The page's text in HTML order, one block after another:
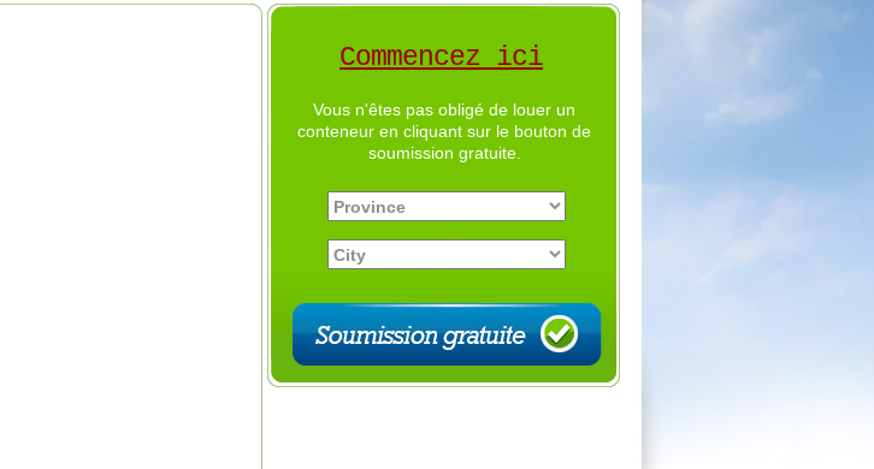
Commencez ici
Vous n'êtes pas obligé de louer un
conteneur en cliquant sur le bouton de
soumission gratuite.